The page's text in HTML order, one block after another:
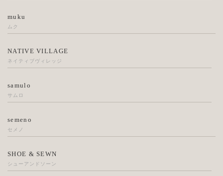
muku
ムク
NATIVE VILLAGE
ネイティブヴィレッジ
samulo
サムロ
semeno
セメノ
SHOE & SEWN
シューアンドソーン